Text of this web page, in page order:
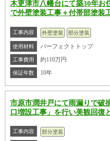
木更津市八幡台にて築30年お
で外壁塗装工事＋付帯部塗装
工事内容 外壁塗装 部分塗装
使用材料 パーフェクトトップ
工事費用 約110万円
保証年数 10年
市原市潤井戸にて雨漏りで破
口増設工事」を行い美観回復
工事内容 部分塗装